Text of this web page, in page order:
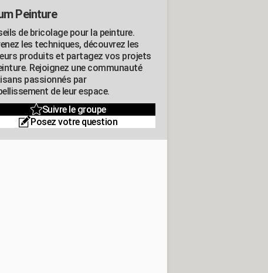
Peinture
de bricolage pour la peinture.
les techniques, découvrez les
produits et partagez vos projets
Rejoignez une communauté
passionnés par
de leur espace.
Suivre le groupe
Posez votre question